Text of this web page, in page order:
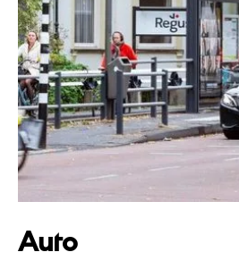
Auto